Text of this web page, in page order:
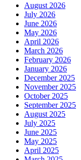
August 2026
July 2026
June 2026
May 2026
April 2026
March 2026
February 2026
January 2026
December 2025
November 2025
October 2025
September 2025
August 2025
July 2025
June 2025
May 2025
April 2025